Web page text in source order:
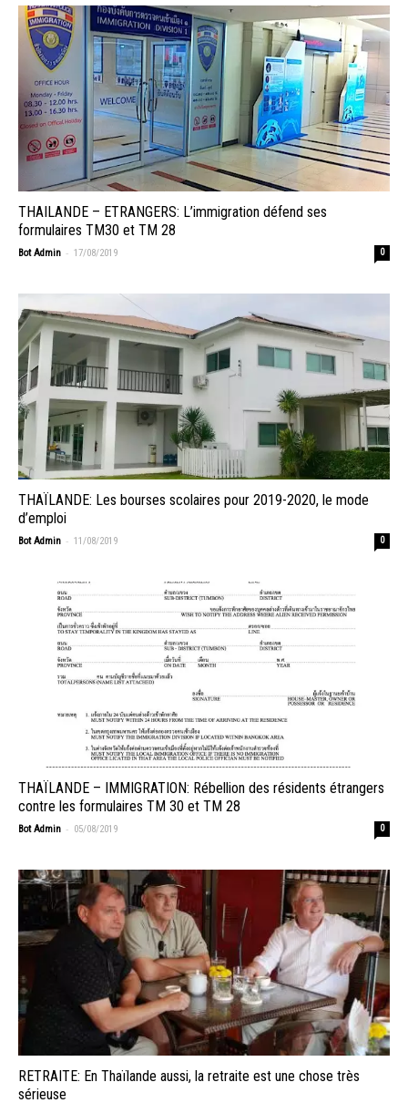
THAILANDE – ETRANGERS: L’immigration défend ses
formulaires TM30 et TM 28
Bot Admin - 17/08/2019 0
THAÏLANDE: Les bourses scolaires pour 2019-2020, le mode
d’emploi
Bot Admin - 11/08/2019 0
THAÏLANDE – IMMIGRATION: Rébellion des résidents étrangers
contre les formulaires TM 30 et TM 28
Bot Admin - 05/08/2019 0
RETRAITE: En Thaïlande aussi, la retraite est une chose très
sérieuse